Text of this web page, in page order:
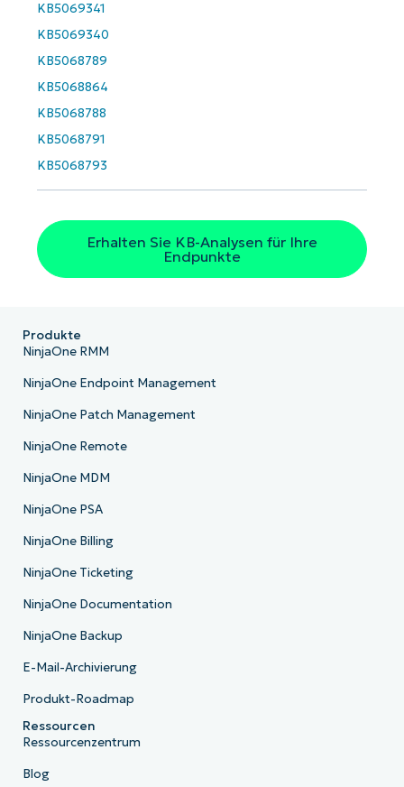
KB5069341
KB5069340
KB5068789
KB5068864
KB5068788
KB5068791
KB5068793
Erhalten Sie KB-Analysen für Ihre
Endpunkte
Business
email*
Phone
number*
Land
Company
Produkte
NinjaOne RMM
NinjaOne Endpoint Management
NinjaOne Patch Management
NinjaOne Remote
NinjaOne MDM
NinjaOne PSA
NinjaOne Billing
NinjaOne Ticketing
NinjaOne Documentation
NinjaOne Backup
E-Mail-Archivierung
Produkt-Roadmap
Ressourcen
Ressourcenzentrum
Blog